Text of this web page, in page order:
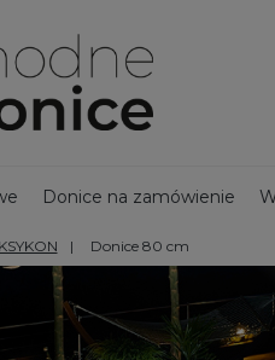
Donice na zamówienie
Bestsellery - Donice
Duże donice Nowości
Donice 80 cm